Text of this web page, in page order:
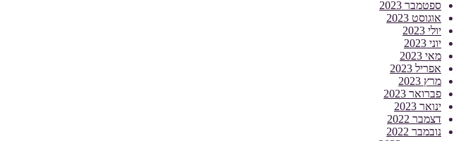
ספטמבר 2023
אוגוסט 2023
יולי 2023
יוני 2023
מאי 2023
אפריל 2023
מרץ 2023
פברואר 2023
ינואר 2023
דצמבר 2022
נובמבר 2022